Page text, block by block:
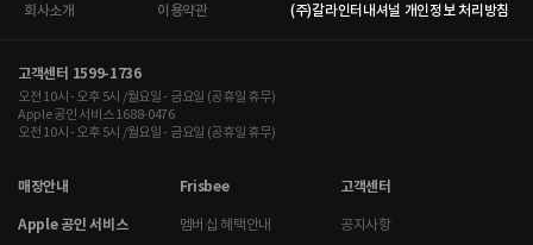
회사소개 이용약관 (주)갈라인터내셔널 개인정보 처리방침
고객센터 1599-1736
오전 10시 - 오후 5시 /월요일 - 금요일 (공휴일 휴무)
Apple 공인 서비스 1688-0476
오전 10시 - 오후 5시 /월요일 - 금요일 (공휴일 휴무)
매장안내
Apple 공인 서비스
Frisbee
멤버십 혜택안내
고객센터
공지사항